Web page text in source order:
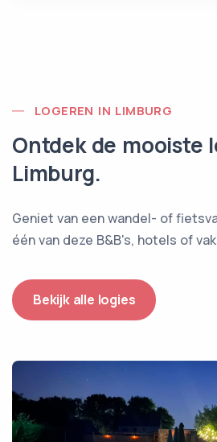
LOGEREN IN LIMBURG
Ontdek de mooiste
Limburg.
Geniet van een wandel- of
één van deze B&B's, hotels of
Bekijk alle logies